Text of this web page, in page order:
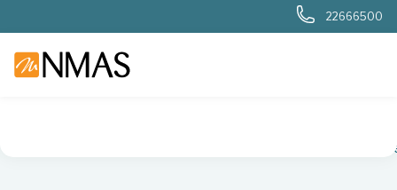
22666500
Varmeskap og